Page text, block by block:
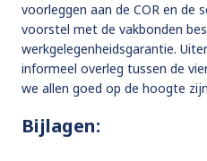
voorleggen aan de COR en de
voorstel met de vakbonden
werkgelegenheidsgarantie.
informeel overleg tussen de
we allen goed op de hoogte
Bijlagen: